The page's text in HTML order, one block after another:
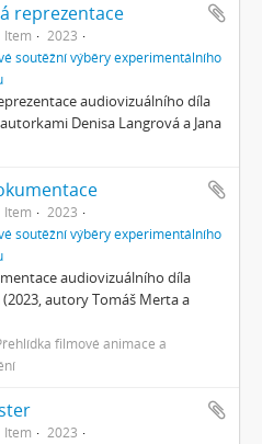
reprezentace
Item
2023
soutěžní výběry experimentálního
audiovizuálního díla
Denisa Langrová a Jana
Item
2023
soutěžní výběry experimentálního
audiovizuálního díla
autory Tomáš Merta a
filmové animace a
Item
2023